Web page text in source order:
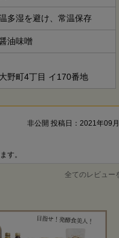
多湿を避け、常温保存
油味噌
野町4丁目 イ170番地
非公開 投稿日：2021年09
す。
全てのレビュー